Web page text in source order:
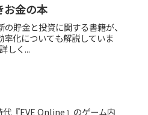
金の本
貯金と投資に関する書籍が、
化についても解説していま
しく...
『EVE Online』のゲーム内